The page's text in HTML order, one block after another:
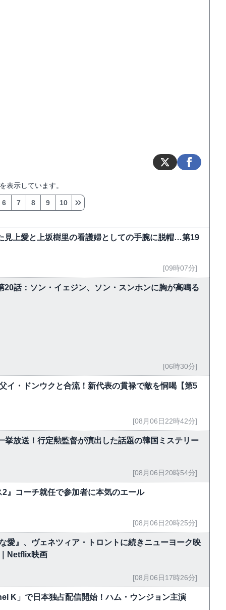
表示しています。
6 7 8 9 10
見上愛と上坂樹里の看護婦としての手腕に脱帽…第19
[09時07分]
話：ソン・イェジン、ソン・スンホンに胸が高鳴る
[06時30分]
イ・ドンウクと合流！新代表の貫禄で敵を恫喝【第5
[08月06日22時42分]
挙放送！行定勲監督が演出した話題の韓国ミステリー
[08月06日20時54分]
』コーチ就任で参加者に本気のエール
[08月06日20時25分]
愛』、ヴェネツィア・トロントに続きニューヨーク映
Netflix映画
[08月06日17時26分]
K」で日本独占配信開始！ハム・ウンジョン主演